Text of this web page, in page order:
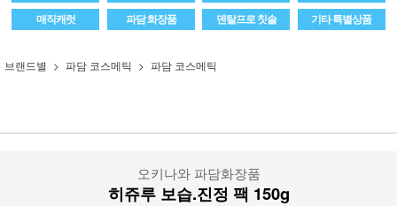
매직캐럿
파담 화장품 덴탈프로 칫솔 기타 특별상품
브랜드별 파담 코스메틱 파담 코스메틱
오키나와 파담화장품
히쥬루 보습.진정 팩 150g